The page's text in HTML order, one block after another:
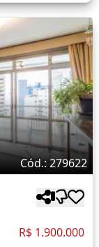
Cód.: 279622
R$ 1.900.000